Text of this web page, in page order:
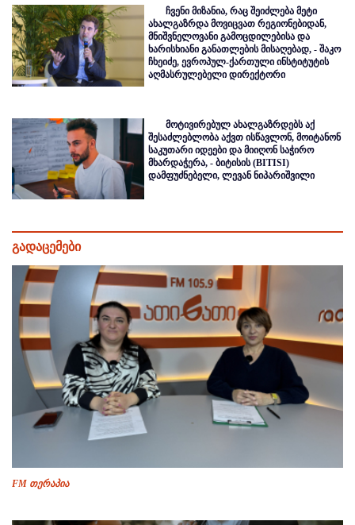
ჩვენი მიზანია, რაც შეიძლება მეტი
ახალგაზრდა მოვიცვათ რეგიონებიდან,
მნიშვნელოვანი გამოცდილებისა და
ხარისხიანი განათლების მისაღებად, - შაკო
ჩხეიძე, ევროპულ-ქართული ინსტიტუტის
აღმასრულებელი დირექტორი
მოტივირებულ ახალგაზრდებს აქ
შესაძლებლობა აქვთ ისწავლონ, მოიტანონ
საკუთარი იდეები და მიიღონ საჭირო
მხარდაჭერა, - ბიტისის (BITISI)
დამფუძნებელი, ლევან ნიპარიშვილი
გადაცემები
FM თერაპია